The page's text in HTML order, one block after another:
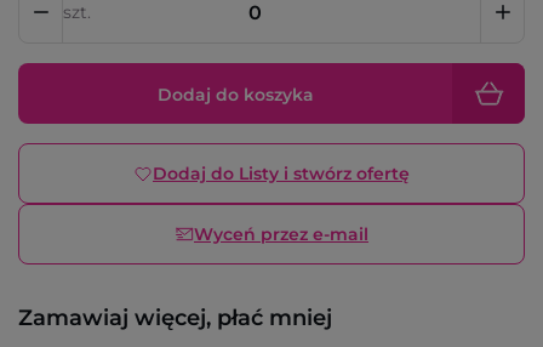
szt.
Dodaj do koszyka
Dodaj do Listy i stwórz ofertę
Wyceń przez e-mail
Zamawiaj więcej, płać mniej